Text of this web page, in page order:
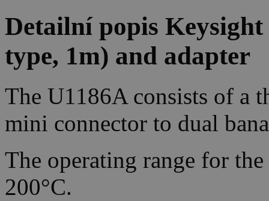
Detailní popis
type, 1m) and adapter
The U1186A consists of a
mini connector to dual
The operating range for
200°C.